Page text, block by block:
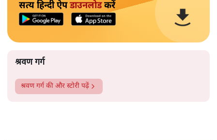
सत्य हिन्दी ऐपडाउनलोडकरें
श्रवण गर्ग
श्रवण गर्ग की और स्टोरी पढ़ें